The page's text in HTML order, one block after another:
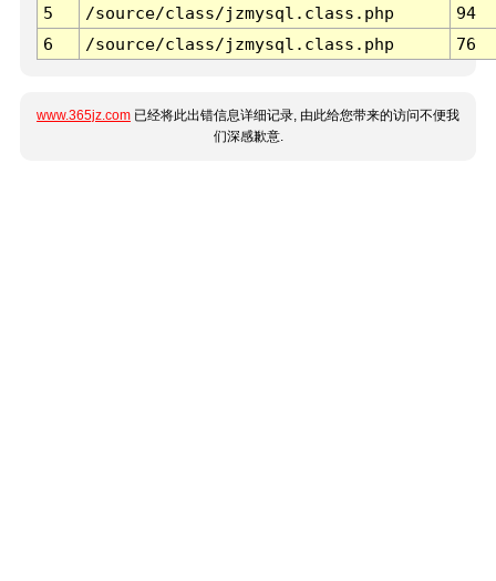
5
/source/class/jzmysql.class.php
94
6
/source/class/jzmysql.class.php 76
www.365jz.com 已经将此出错信息详细记录, 由此给您带来的访问不便我
们深感歉意.